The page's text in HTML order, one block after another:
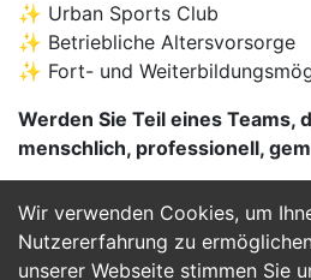
Wir verwenden Cookies, um
Nutzererfahrung zu
unserer Webseite stimmen Sie
✨ Urban Sports Club
✨ Betriebliche Altersvorsorge
✨ Fort- und
Werden Sie Teil eines Teams,
menschlich, professionell,
Jetzt